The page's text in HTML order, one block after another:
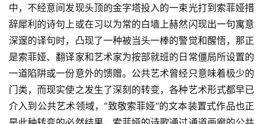
砚
边
夜
话
美
术
中，不经意间发现头顶的金字塔投入的一束光打到索菲娅措
辞犀利的诗句上或在习以为常的白墙上赫然闪现出一句寓意
深邃的译句时，凸现了一种被当头一棒的警觉和醒悟，那正
是索菲娅、翻译家和艺术家为按部就班的日常僵局所设置的
一道陷阱或一份意外的馈赠。公共艺术曾经只意味着极少的
门类，而现实使之发生了深刻的转变，各种艺术形式都早已
介入到公共艺术领域，“致敬索菲娅”的文本装置式作品也正